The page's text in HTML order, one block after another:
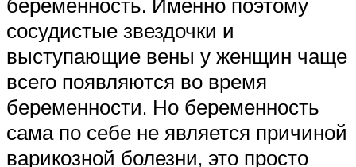
сосудистые звездочки и
выступающие вены у женщин чаще
всего появляются во время
беременности. Но беременность
сама по себе не является причиной
варикозной болезни, это просто